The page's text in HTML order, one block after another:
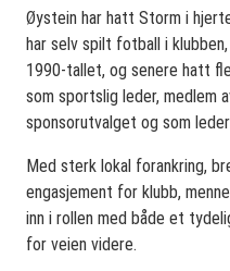
Øystein har hatt Storm i
har selv spilt fotball i
1990‑tallet, og senere hatt
som sportslig leder, medlem
sponsorutvalget og som
Med sterk lokal forankring,
engasjement for klubb,
inn i rollen med både et
for veien videre.